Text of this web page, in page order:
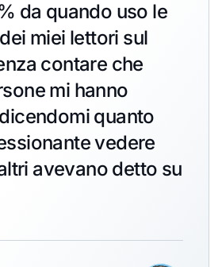
da quando uso le
miei lettori sul
contare che
mi hanno
quanto
vedere
avevano detto su